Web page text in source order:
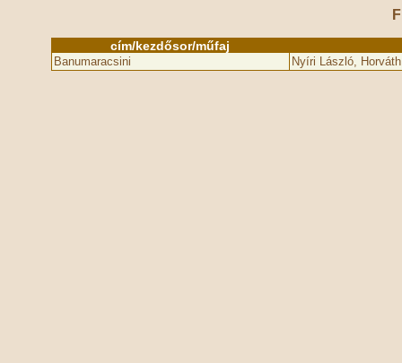
cím/kezdősor/műfaj
Banumaracsini Nyíri László,